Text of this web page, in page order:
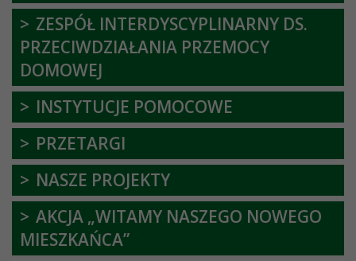
ZESPÓŁ INTERDYSCYPLINARNY DS.
PRZECIWDZIAŁANIA PRZEMOCY
DOMOWEJ
INSTYTUCJE POMOCOWE
PRZETARGI
NASZE PROJEKTY
AKCJA „WITAMY NASZEGO NOWEGO
MIESZKAŃCA”